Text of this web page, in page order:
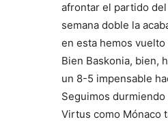
afrontar el partido
semana doble la
en esta hemos
Bien Baskonia, bien,
un 8-5 impensable
Seguimos
Virtus como Mónaco